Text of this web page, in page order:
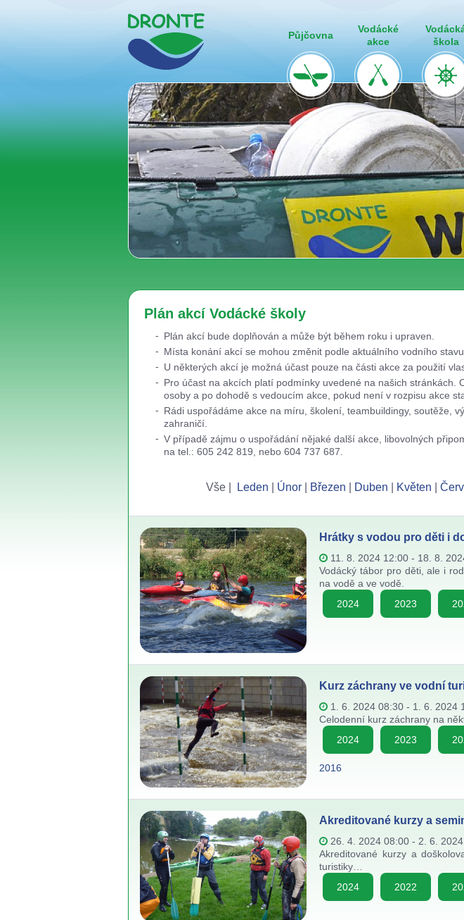
Půjčovna
Vodácké
akce
škola
Plán akcí Vodácké školy
Plán akcí bude doplňován a může být během roku i upraven.
Místa konání akcí se mohou změnit podle aktuálního vodního stavu.
U některých akcí je možná účast pouze na části akce za použití
Pro účast na akcích platí podmínky uvedené na našich
osoby a po dohodě s vedoucím akce, pokud není v rozpisu akce
Rádi uspořádáme akce na míru, školení, teambuildingy, soutěže,
zahraničí.
V případě zájmu o uspořádání nějaké další akce, libovolných
na tel.: 605 242 819, nebo 604 737 687.
Vše | Leden Únor| Březen Duben Květen
Hrátky s vodou pro děti i
11. 8. 2024 12:00 - 18. 8.
Vodácký tábor pro děti, ale i
na vodě a ve vodě.
2024
2023
Kurz záchrany ve vodní
1. 6. 2024 08:30 - 1. 6. 2024
Celodenní kurz záchrany na
2024
2023
2016
Akreditované kurzy a
26. 4. 2024 08:00 - 2. 6.
Akreditované kurzy a
turistiky…
2024
2022